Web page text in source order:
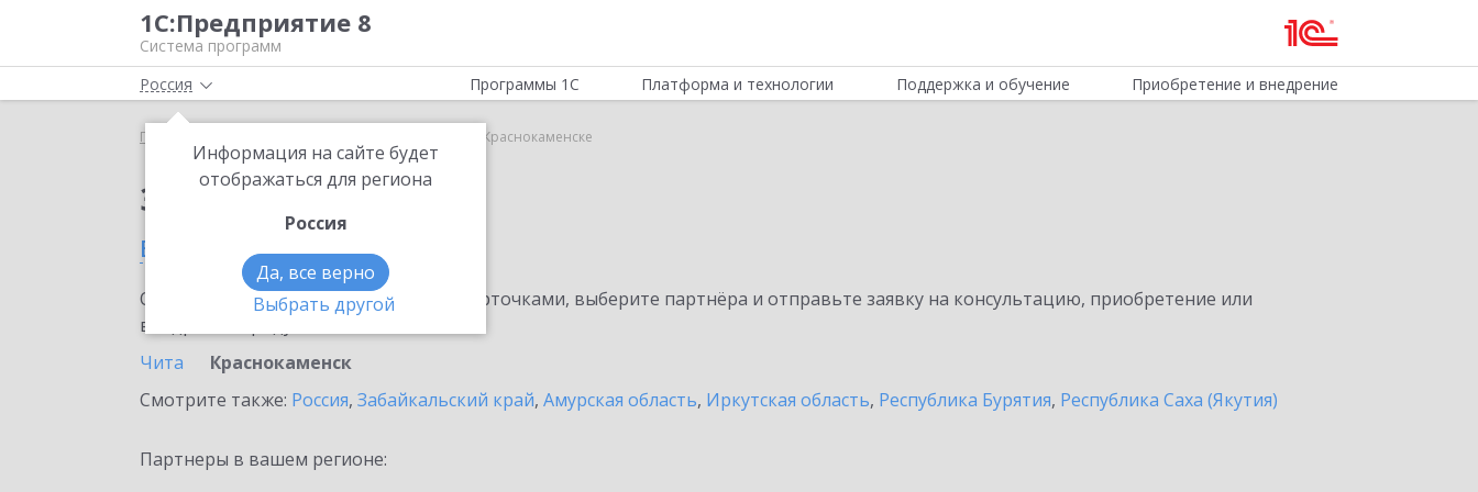
1С:Предприятие 8
Система программ
Россия
Информация на сайте будет
отображаться для региона
Россия
Да, все верно
Выбрать другой
Программы 1С Платформа и технологии Поддержка и обучение Приобретение и внедрение
Главная 1С:ЕГИСЗ в Краснокаменске
Заказать 1С:ЕГИСЗ
в Краснокаменске
Ознакомьтесь с информационными карточками, выберите партнёра и отправьте заявку на консультацию, приобретение или
внедрение продукта.
Чита
Краснокаменск
Смотрите также: Россия, Забайкальский край, Амурская область, Иркутская область, Республика Бурятия, Республика Саха (Якутия)
Партнеры в вашем регионе: